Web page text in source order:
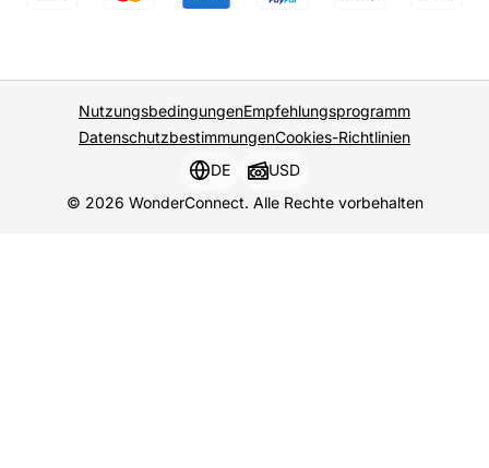
© 2026 WonderConnect. Alle Rechte vorbehalten
NutzungsbedingungenEmpfehlungsprogramm
DatenschutzbestimmungenCookies-Richtlinien
DE
USD